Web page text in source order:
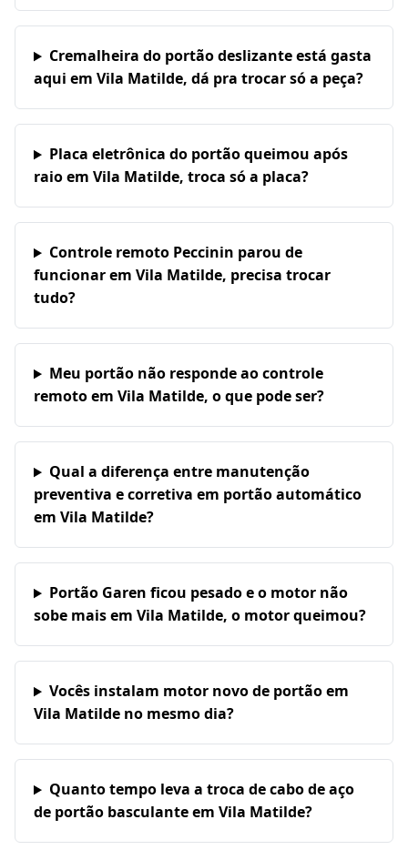
Cremalheira do portão deslizante está gasta
aqui em Vila Matilde, dá pra trocar só a peça?
Placa eletrônica do portão queimou após
raio em Vila Matilde, troca só a placa?
Controle remoto Peccinin parou de
funcionar em Vila Matilde, precisa trocar
tudo?
Meu portão não responde ao controle
remoto em Vila Matilde, o que pode ser?
Qual a diferença entre manutenção
preventiva e corretiva em portão automático
em Vila Matilde?
Portão Garen ficou pesado e o motor não
sobe mais em Vila Matilde, o motor queimou?
Vocês instalam motor novo de portão em
Vila Matilde no mesmo dia?
Quanto tempo leva a troca de cabo de aço
de portão basculante em Vila Matilde?